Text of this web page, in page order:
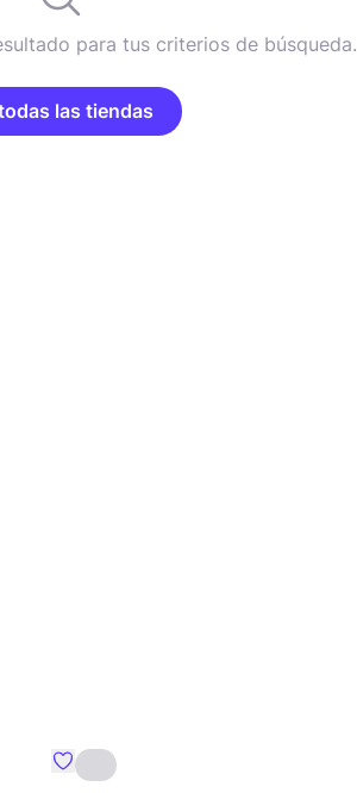
para tus criterios de búsqueda.
las tiendas
Favoritos {nombre}